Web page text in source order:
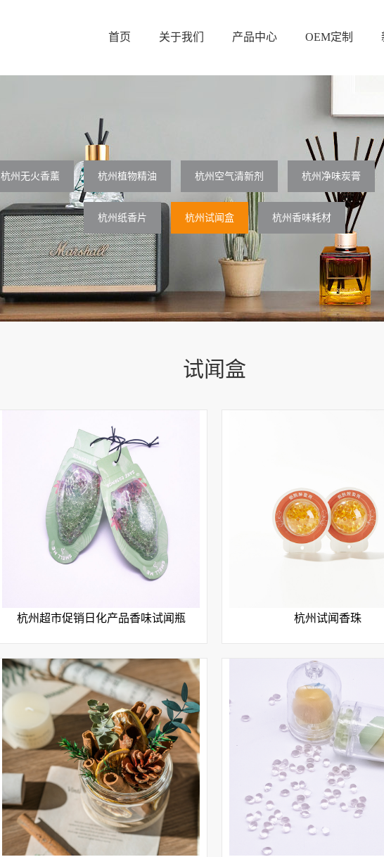
首页 关于我们 产品中心 OEM定制
杭州无火香薰 杭州植物精油 杭州空气清新剂 杭州净味炭膏
杭州纸香片 杭州试闻盒 杭州香味耗材
试闻盒
杭州超市促销日化产品香味试闻瓶 杭州试闻香珠